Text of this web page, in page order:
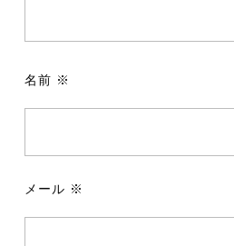
名前 ※
メール ※